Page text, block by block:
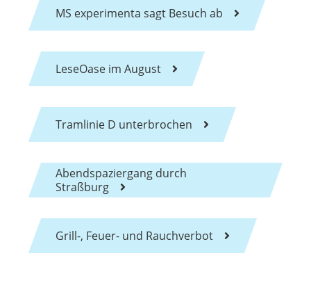
MS experimenta sagt Besuch ab
LeseOase im August
Tramlinie D unterbrochen
Abendspaziergang durch
Straßburg
Grill-, Feuer- und Rauchverbot